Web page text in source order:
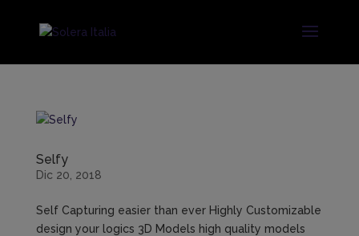
Selfy
Dic 20, 2018
Self Capturing easier than ever Highly Customizable
design your logics 3D Models high quality models